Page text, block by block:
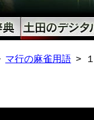
マ行の麻雀用語